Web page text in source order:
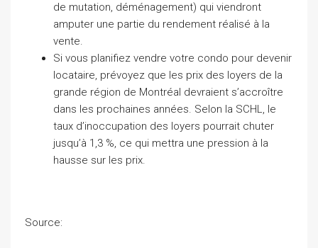
de mutation, déménagement) qui viendront
amputer une partie du rendement réalisé à la
vente.
Si vous planifiez vendre votre condo pour devenir
locataire, prévoyez que les prix des loyers de la
grande région de Montréal devraient s’accroître
dans les prochaines années. Selon la SCHL, le
taux d’inoccupation des loyers pourrait chuter
jusqu’à 1,3 %, ce qui mettra une pression à la
hausse sur les prix.
Source: